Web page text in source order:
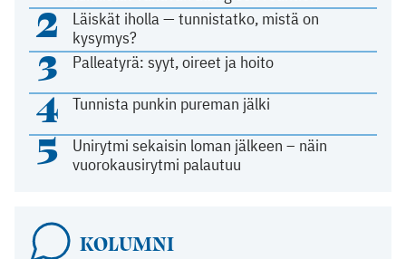
2
Läiskät iholla — tunnistatko, mistä on
kysymys?
3 Palleatyrä: syyt, oireet ja hoito
4 Tunnista punkin pureman jälki
5
Unirytmi sekaisin loman jälkeen – näin
vuorokausirytmi palautuu
KOLUMNI